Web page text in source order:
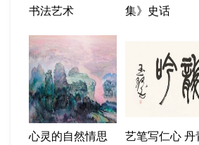
书法艺术
集》史话
心灵的自然情思
艺笔写仁心 丹